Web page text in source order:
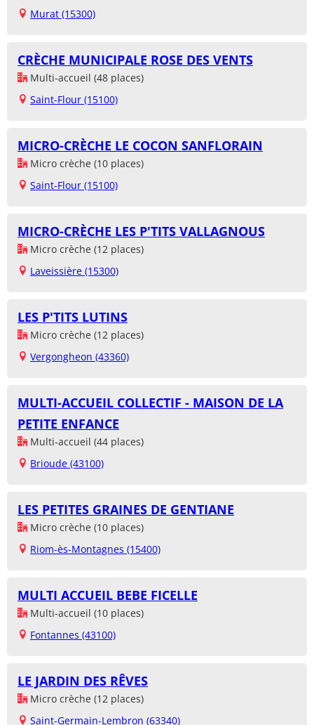
Murat (15300)
CRÈCHE MUNICIPALE ROSE DES VENTS
Multi-accueil (48 places)
Saint-Flour (15100)
MICRO-CRÈCHE LE COCON SANFLORAIN
Micro crèche (10 places)
Saint-Flour (15100)
MICRO-CRÈCHE LES P'TITS VALLAGNOUS
Micro crèche (12 places)
Laveissière (15300)
LES P'TITS LUTINS
Micro crèche (12 places)
Vergongheon (43360)
MULTI-ACCUEIL COLLECTIF - MAISON DE LA
PETITE ENFANCE
Multi-accueil (44 places)
Brioude (43100)
LES PETITES GRAINES DE GENTIANE
Micro crèche (10 places)
Riom-ès-Montagnes (15400)
MULTI ACCUEIL BEBE FICELLE
Multi-accueil (10 places)
Fontannes (43100)
LE JARDIN DES RÊVES
Micro crèche (12 places)
Saint-Germain-Lembron (63340)